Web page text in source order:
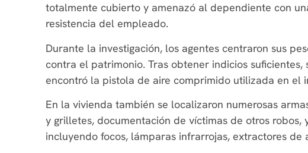
totalmente cubierto y amenazó al dependiente con
resistencia del empleado.
Durante la investigación, los agentes centraron sus
contra el patrimonio. Tras obtener indicios
encontró la pistola de aire comprimido utilizada en el
En la vivienda también se localizaron numerosas
y grilletes, documentación de víctimas de otros
incluyendo focos, lámparas infrarrojas, extractores